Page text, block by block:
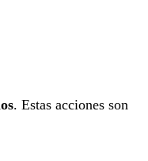
. Estas acciones son